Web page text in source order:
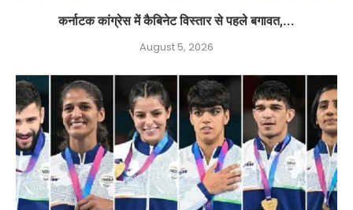
कर्नाटक कांग्रेस में कैबिनेट विस्तार से पहले बगावत,...
August 5, 2026